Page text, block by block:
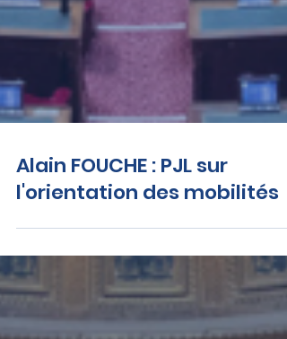
Alain FOUCHE : PJL sur
l'orientation des mobilités